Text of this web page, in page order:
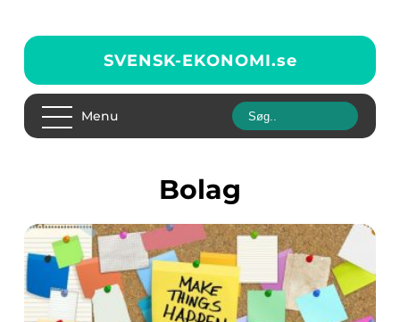
SVENSK-EKONOMI.se
Menu
Bolag